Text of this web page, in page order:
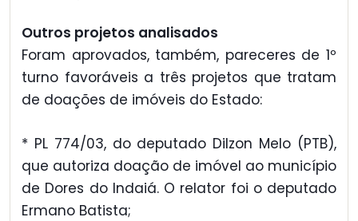
Outros projetos analisados
Foram aprovados, também, pareceres de 1º
turno favoráveis a três projetos que tratam
de doações de imóveis do Estado:
* PL 774/03, do deputado Dilzon Melo (PTB),
que autoriza doação de imóvel ao município
de Dores do Indaiá. O relator foi o deputado
Ermano Batista;